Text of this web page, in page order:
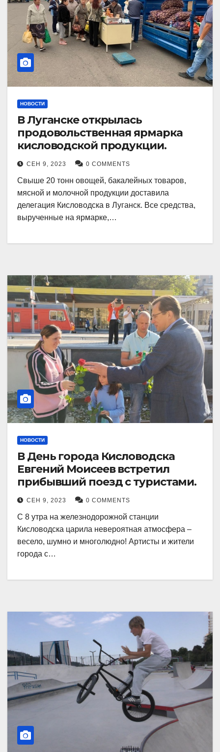
НОВОСТИ
В Луганске открылась
продовольственная ярмарка
кисловодской продукции.
СЕН 9, 2023 0 COMMENTS
Свыше 20 тонн овощей, бакалейных товаров,
мясной и молочной продукции доставила
делегация Кисловодска в Луганск. Все средства,
вырученные на ярмарке,…
НОВОСТИ
В День города Кисловодска
Евгений Моисеев встретил
прибывший поезд с туристами.
СЕН 9, 2023 0 COMMENTS
С 8 утра на железнодорожной станции
Кисловодска царила невероятная атмосфера –
весело, шумно и многолюдно! Артисты и жители
города с…